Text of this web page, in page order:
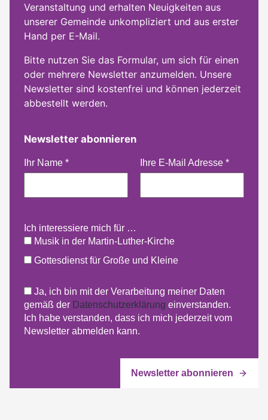
Veranstaltung und erhalten Neuigkeiten aus
unserer Gemeinde unkompliziert und aus erster
Hand per E-Mail.
Bitte nutzen Sie das Formular, um sich für einen
oder mehrere Newsletter anzumelden. Unsere
Newsletter sind kostenfrei und können jederzeit
abbestellt werden.
Newsletter abonnieren
Ihr Name * Ihre E-Mail Adresse *
Ich interessiere mich für …
Musik in der Martin-Luther-Kirche
Gottesdienst für Große und Kleine
Ja, ich bin mit der Verarbeitung meiner Daten
gemäß der Datenschutzerklärung einverstanden.
Ich habe verstanden, dass ich mich jederzeit vom
Newsletter abmelden kann.